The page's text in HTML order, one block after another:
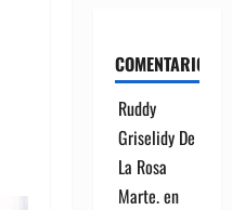
COMENTARIOS
Ruddy
Griselidy De
La Rosa
Marte.en